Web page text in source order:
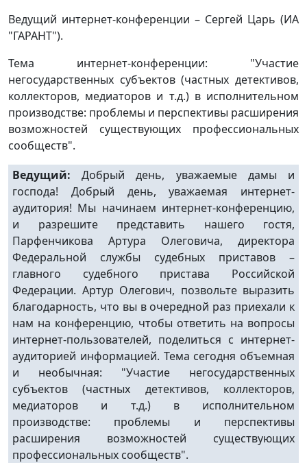
Ведущий интернет-конференции – Сергей Царь (ИА
"ГАРАНТ").
Тема интернет-конференции: "Участие
негосударственных субъектов (частных детективов,
коллекторов, медиаторов и т.д.) в исполнительном
производстве: проблемы и перспективы расширения
возможностей существующих профессиональных
сообществ".
Ведущий: Добрый день, уважаемые дамы и
господа! Добрый день, уважаемая интернет-
аудитория! Мы начинаем интернет-конференцию,
и разрешите представить нашего гостя,
Парфенчикова Артура Олеговича, директора
Федеральной службы судебных приставов –
главного судебного пристава Российской
Федерации. Артур Олегович, позвольте выразить
благодарность, что вы в очередной раз приехали к
нам на конференцию, чтобы ответить на вопросы
интернет-пользователей, поделиться с интернет-
аудиторией информацией. Тема сегодня объемная
и необычная: "Участие негосударственных
субъектов (частных детективов, коллекторов,
медиаторов и т.д.) в исполнительном
производстве: проблемы и перспективы
расширения возможностей существующих
профессиональных сообществ".